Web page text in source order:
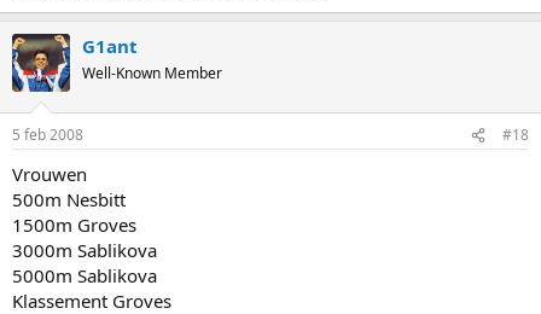
G1ant
Well-Known Member
5 feb 2008 #18
Vrouwen
500m Nesbitt
1500m Groves
3000m Sablikova
5000m Sablikova
Klassement Groves